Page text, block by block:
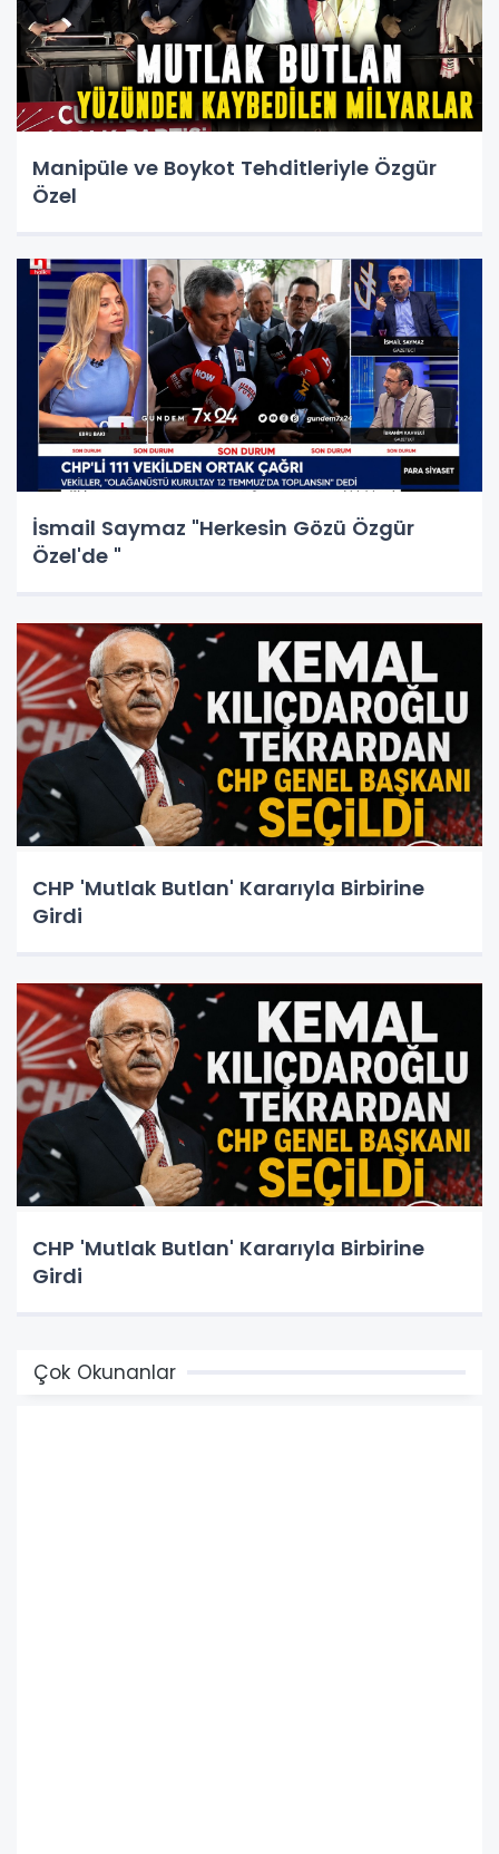
Manipüle ve Boykot Tehditleriyle Özgür
Özel
İsmail Saymaz "Herkesin Gözü Özgür
Özel'de "
CHP 'Mutlak Butlan' Kararıyla Birbirine
Girdi
CHP 'Mutlak Butlan' Kararıyla Birbirine
Girdi
Çok Okunanlar